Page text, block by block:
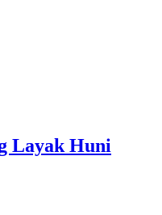
Layak Huni